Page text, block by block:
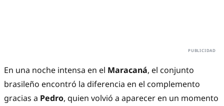
En una noche intensa en el Maracaná, el conjunto
brasileño encontró la diferencia en el complemento
gracias a Pedro, quien volvió a aparecer en un momento